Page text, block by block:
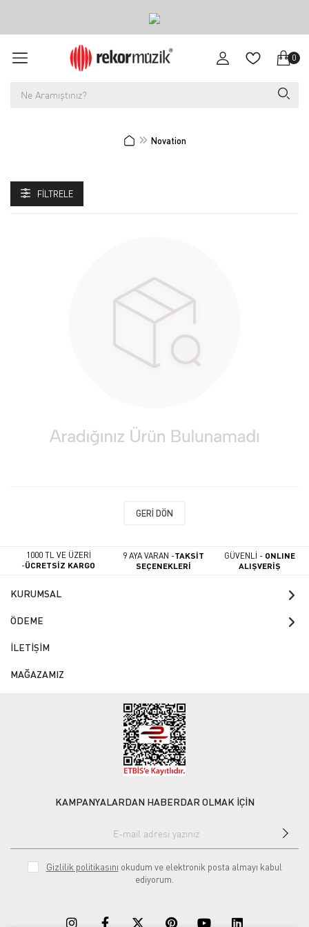
0
Novation
FILTRELE
GERI DÖN
1000 TL VE ÜZERİ
-ÜCRETSİZ KARGO
9 AYA VARAN -TAKSİT
SEÇENEKLERİ
GÜVENLİ - ONLINE
ALIŞVERİŞ
KURUMSAL
ÖDEME
İLETİŞİM
MAĞAZAMIZ
KAMPANYALARDAN HABERDAR OLMAK İÇİN
Gizlilik politikasını okudum ve elektronik posta almayı kabul
ediyorum.